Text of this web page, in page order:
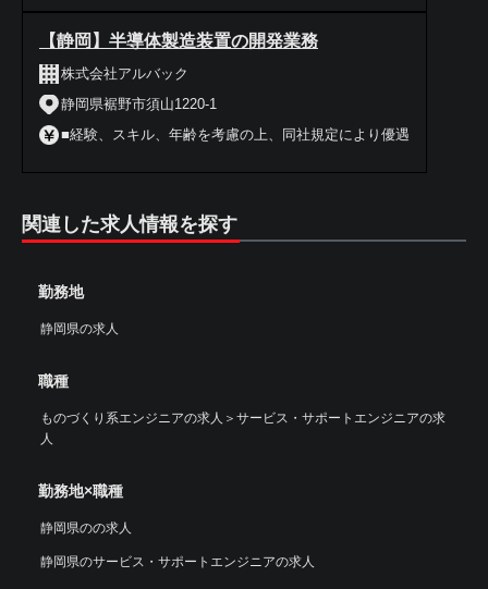
【静岡】半導体製造装置の開発業務
株式会社アルバック
静岡県裾野市須山1220-1
■経験、スキル、年齢を考慮の上、同社規定により優遇
関連した求人情報を探す
勤務地
静岡県の求人
職種
ものづくり系エンジニアの求人 ＞ サービス・サポートエンジニアの求
人
勤務地×職種
静岡県のの求人
静岡県のサービス・サポートエンジニアの求人